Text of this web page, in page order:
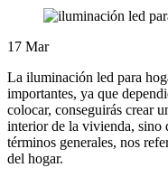
17 Mar
La iluminación led para
importantes, ya que
colocar, conseguirás crear
interior de la vivienda, sino
términos generales, nos
del hogar.